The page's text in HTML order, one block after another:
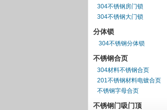
304不锈钢房门锁
304不锈钢大门锁
分体锁
304不锈钢分体锁
不锈钢合页
304材料不锈钢合页
201不锈钢材料电镀合页
不锈钢字母合页
不锈钢门吸门顶